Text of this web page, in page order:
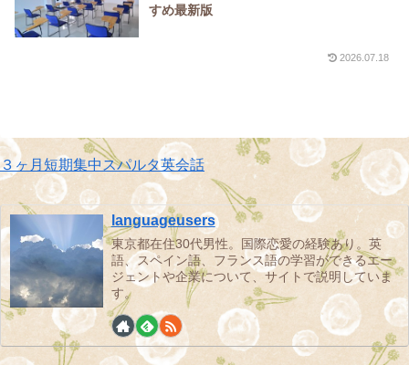
すめ最新版
2026.07.18
３ヶ月短期集中スパルタ英会話
languageusers
東京都在住30代男性。国際恋愛の経験あり。英
語、スペイン語、フランス語の学習ができるエー
ジェントや企業について、サイトで説明していま
す。